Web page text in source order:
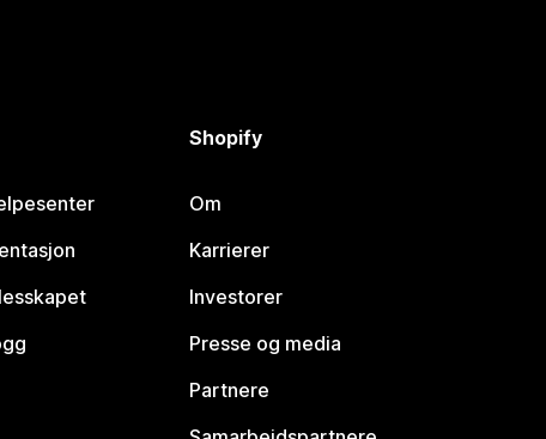
Shopify
Om
Karrierer
Investorer
Presse og media
Partnere